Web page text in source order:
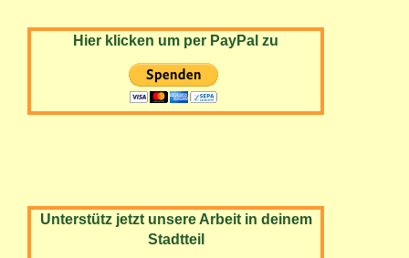
Hier klicken um per PayPal zu
Unterstütz jetzt unsere Arbeit in deinem
Stadtteil